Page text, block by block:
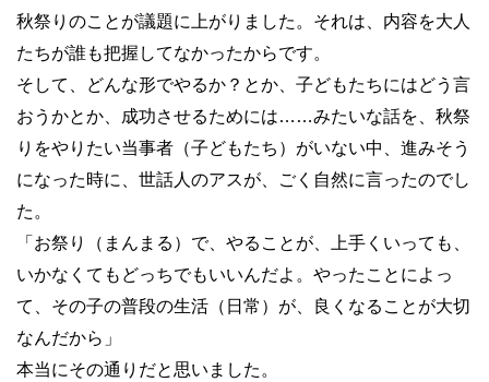
秋祭りのことが議題に上がりました。それは、内容を大人
たちが誰も把握してなかったからです。
そして、どんな形でやるか？とか、子どもたちにはどう言
おうかとか、成功させるためには……みたいな話を、秋祭
りをやりたい当事者（子どもたち）がいない中、進みそう
になった時に、世話人のアスが、ごく自然に言ったのでし
た。
「お祭り（まんまる）で、やることが、上手くいっても、
いかなくてもどっちでもいいんだよ。やったことによっ
て、その子の普段の生活（日常）が、良くなることが大切
なんだから」
本当にその通りだと思いました。